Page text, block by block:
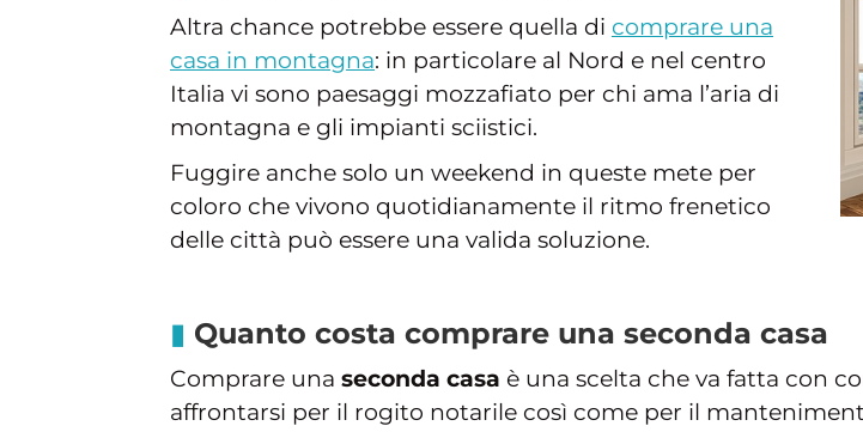
Altra chance potrebbe essere quella di comprare una
casa in montagna: in particolare al Nord e nel centro
Italia vi sono paesaggi mozzafiato per chi ama l’aria di
montagna e gli impianti sciistici.
Fuggire anche solo un weekend in queste mete per
coloro che vivono quotidianamente il ritmo frenetico
delle città può essere una valida soluzione.
Quanto costa comprare una seconda casa
Comprare una seconda casa è una scelta che va fatta con
affrontarsi per il rogito notarile così come per il